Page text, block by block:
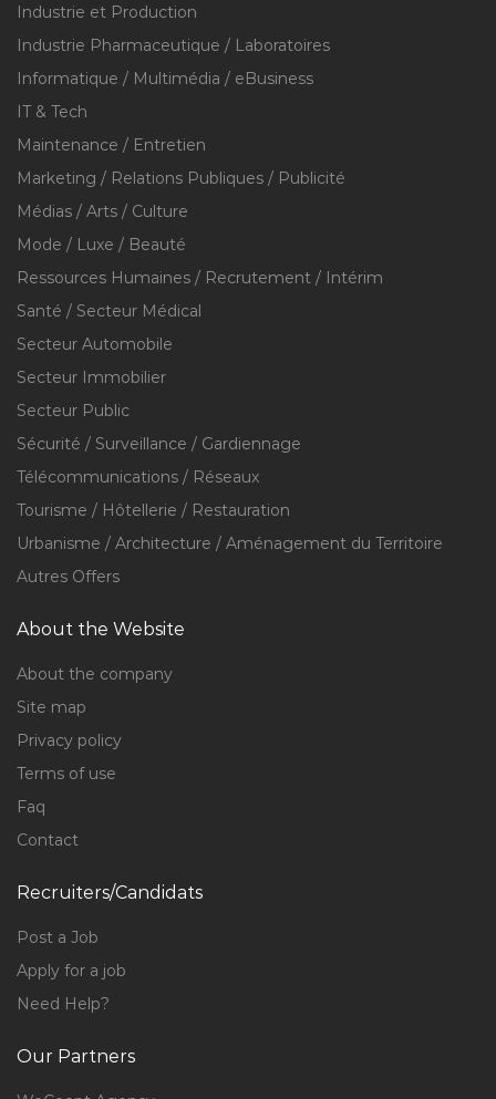
Industrie et Production
Industrie Pharmaceutique / Laboratoires
Informatique / Multimédia / eBusiness
IT & Tech
Maintenance / Entretien
Marketing / Relations Publiques / Publicité
Médias / Arts / Culture
Mode / Luxe / Beauté
Ressources Humaines / Recrutement / Intérim
Santé / Secteur Médical
Secteur Automobile
Secteur Immobilier
Secteur Public
Sécurité / Surveillance / Gardiennage
Télécommunications / Réseaux
Tourisme / Hôtellerie / Restauration
Urbanisme / Architecture / Aménagement du Territoire
Autres Offers
About the Website
About the company
Site map
Privacy policy
Terms of use
Faq
Contact
Recruiters/Candidats
Post a Job
Apply for a job
Need Help?
Our Partners